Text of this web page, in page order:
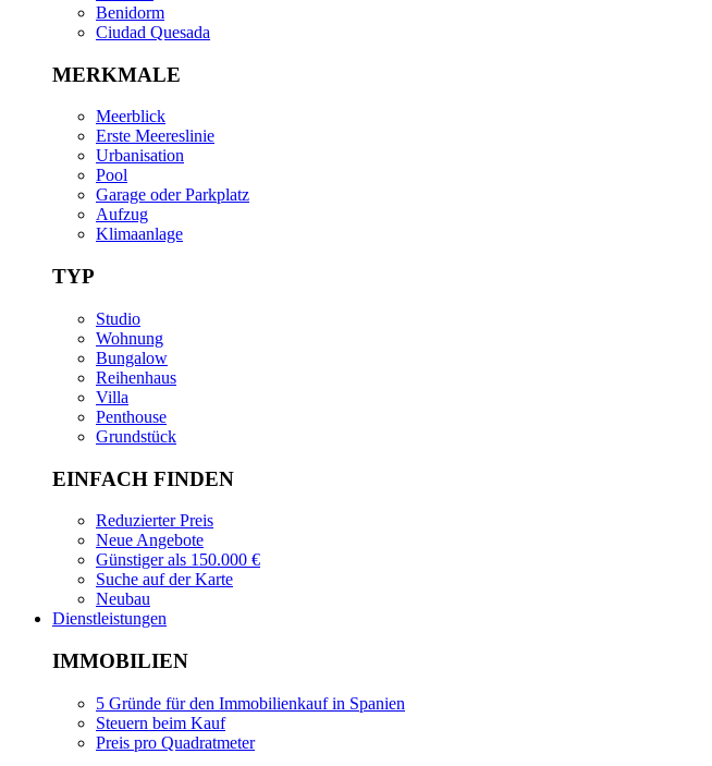
Benidorm
Ciudad Quesada
MERKMALE
Meerblick
Erste Meereslinie
Urbanisation
Pool
Garage oder Parkplatz
Aufzug
Klimaanlage
TYP
Studio
Wohnung
Bungalow
Reihenhaus
Villa
Penthouse
Grundstück
EINFACH FINDEN
Reduzierter Preis
Neue Angebote
Günstiger als 150.000 €
Suche auf der Karte
Neubau
Dienstleistungen
IMMOBILIEN
5 Gründe für den Immobilienkauf in Spanien
Steuern beim Kauf
Preis pro Quadratmeter